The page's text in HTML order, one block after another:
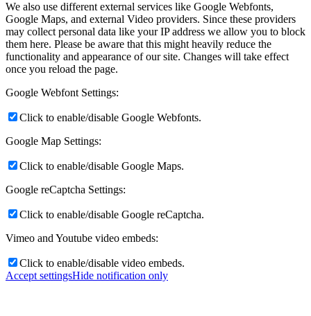
We also use different external services like Google Webfonts,
Google Maps, and external Video providers. Since these providers
may collect personal data like your IP address we allow you to block
them here. Please be aware that this might heavily reduce the
functionality and appearance of our site. Changes will take effect
once you reload the page.
Google Webfont Settings:
Click to enable/disable Google Webfonts.
Google Map Settings:
Click to enable/disable Google Maps.
Google reCaptcha Settings:
Click to enable/disable Google reCaptcha.
Vimeo and Youtube video embeds:
Click to enable/disable video embeds.
Accept settingsHide notification only